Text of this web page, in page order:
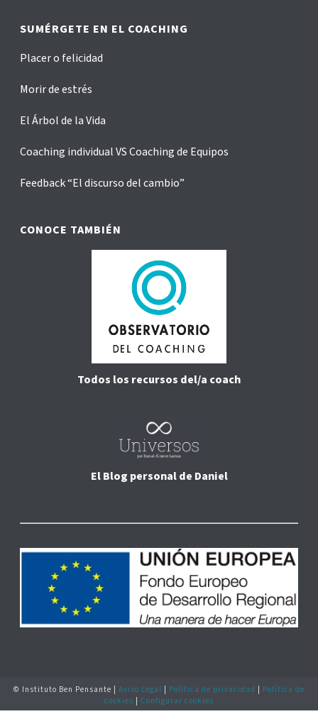
SUMÉRGETE EN EL COACHING
Placer o felicidad
Morir de estrés
El Árbol de la Vida
Coaching individual VS Coaching de Equipos
Feedback “El discurso del cambio”
CONOCE TAMBIÉN
Todos los recursos del/a coach
El Blog personal de Daniel
© Instituto Ben Pensante | Aviso Legal Política de privacidad
Política de
cookies
Configurar cookies